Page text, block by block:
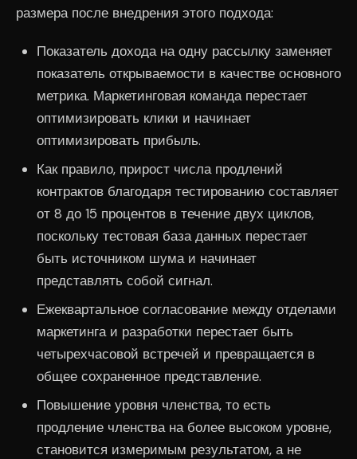
размера после внедрения этого подхода:
Показатель дохода на одну рассылку заменяет
показатель открываемости в качестве основного
метрика. Маркетинговая команда перестает
оптимизировать клики и начинает
оптимизировать прибыль.
Как правило, прирост числа продлений
контрактов благодаря тестированию составляет
от 8 до 15 процентов в течение двух циклов,
поскольку тестовая база данных перестает
быть источником шума и начинает
представлять собой сигнал.
Ежеквартальное согласование между отделами
маркетинга и разработки перестает быть
четырехчасовой встречей и превращается в
общее сохраненное представление.
Повышение уровня членства, то есть
продление членства на более высоком уровне,
становится измеримым результатом, а не